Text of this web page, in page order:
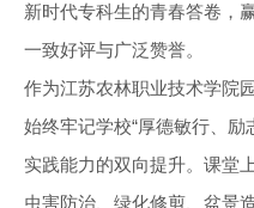
新时代专科生的青春答卷，
一致好评与广泛赞誉。
作为江苏农林职业技术学院
始终牢记学校“厚德敏行、
实践能力的双向提升。课堂
虫害防治、绿化修剪、盆景